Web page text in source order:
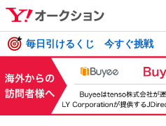
毎日引けるくじ 今すぐ挑戦